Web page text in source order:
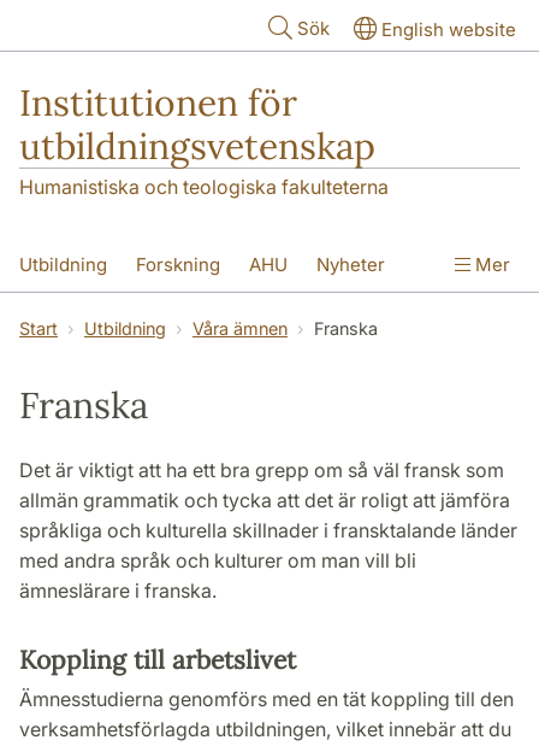
Sök English website
Institutionen för
utbildningsvetenskap
Humanistiska och teologiska fakulteterna
Utbildning Forskning AHU Nyheter
Kontakt Om institutionen
Mer
Start Utbildning Våra ämnen Franska
Franska
Det är viktigt att ha ett bra grepp om så väl fransk som
allmän grammatik och tycka att det är roligt att jämföra
språkliga och kulturella skillnader i fransktalande länder
med andra språk och kulturer om man vill bli
ämneslärare i franska.
Koppling till arbetslivet
Ämnesstudierna genomförs med en tät koppling till den
verksamhetsförlagda utbildningen, vilket innebär att du